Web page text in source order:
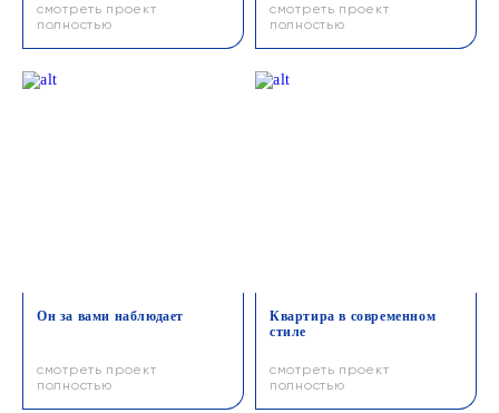
смотреть проект
полностью
смотреть проект
полностью
Он за вами наблюдает
смотреть проект
полностью
Квартира в современном
стиле
смотреть проект
полностью